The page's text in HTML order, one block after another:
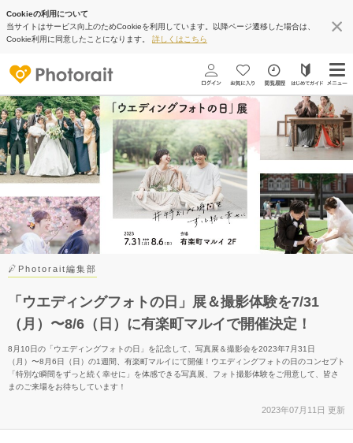
Cookieの利用について
当サイトはサービス向上のためCookieを利用しています。以降ページ遷移した場合は、
Cookie利用に同意したことになります。 詳しくはこちら
Photorait編集部
「ウエディングフォトの日」展＆撮影体験を7/31
（月）〜8/6（日）に有楽町マルイで開催決定！
8月10日の「ウエディングフォトの日」を記念して、写真展＆撮影会を2023年7月31日
（月）〜8月6日（日）の1週間、有楽町マルイにて開催！ウエディングフォトの日のコンセプト
「特別な瞬間をずっと続く幸せに」を体感できる写真展、フォト撮影体験をご用意して、皆さ
まのご来場をお待ちしています！
2023年07月11日 更新